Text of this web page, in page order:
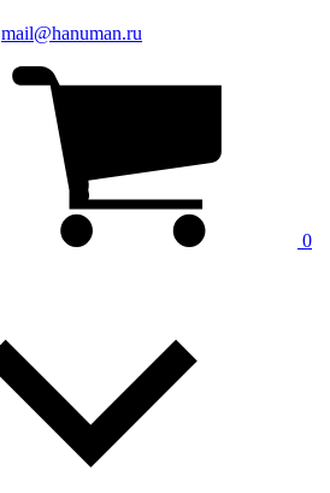
mail@hanuman.ru
0